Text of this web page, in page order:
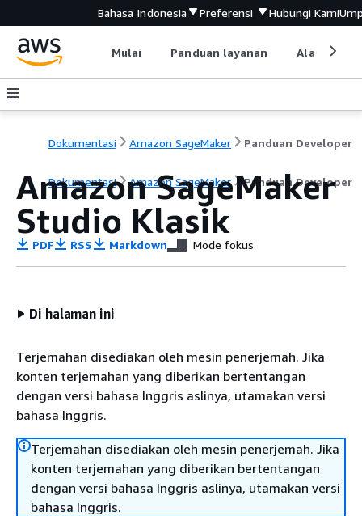
Bahasa Indonesia Preferensi Hubungi Kami
Mulai Panduan layanan Alat
Dokumentasi Amazon SageMaker Panduan Developer
Dokumentasi Amazon SageMaker Panduan Developer
Amazon SageMaker
Studio Klasik
PDF RSS Markdown Mode fokus
Di halaman ini
Terjemahan disediakan oleh mesin penerjemah. Jika
konten terjemahan yang diberikan bertentangan
dengan versi bahasa Inggris aslinya, utamakan versi
bahasa Inggris.
Terjemahan disediakan oleh mesin penerjemah. Jika
konten terjemahan yang diberikan bertentangan
dengan versi bahasa Inggris aslinya, utamakan versi
bahasa Inggris.